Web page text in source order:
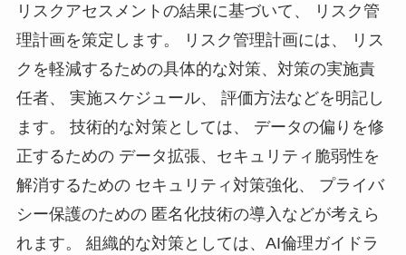
リスクアセスメントの結果に基づいて、 リスク管
理計画を策定します。 リスク管理計画には、 リス
クを軽減するための具体的な対策、対策の実施責
任者、 実施スケジュール、 評価方法などを明記し
ます。 技術的な対策としては、 データの偏りを修
正するための データ拡張、セキュリティ脆弱性を
解消するための セキュリティ対策強化、 プライバ
シー保護のための 匿名化技術の導入などが考えら
れます。 組織的な対策としては、AI倫理ガイドラ